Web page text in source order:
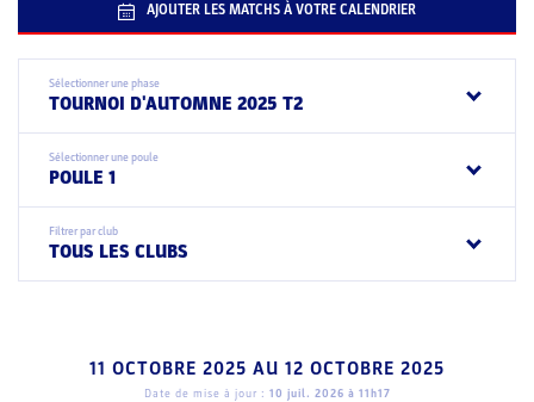
AJOUTER LES MATCHS À VOTRE CALENDRIER
Sélectionner une phase
TOURNOI D'AUTOMNE 2025 T2
Sélectionner une poule
POULE 1
Filtrer par club
TOUS LES CLUBS
11 OCTOBRE 2025 AU 12 OCTOBRE 2025
Date de mise à jour : 10 juil. 2026 à 11h17